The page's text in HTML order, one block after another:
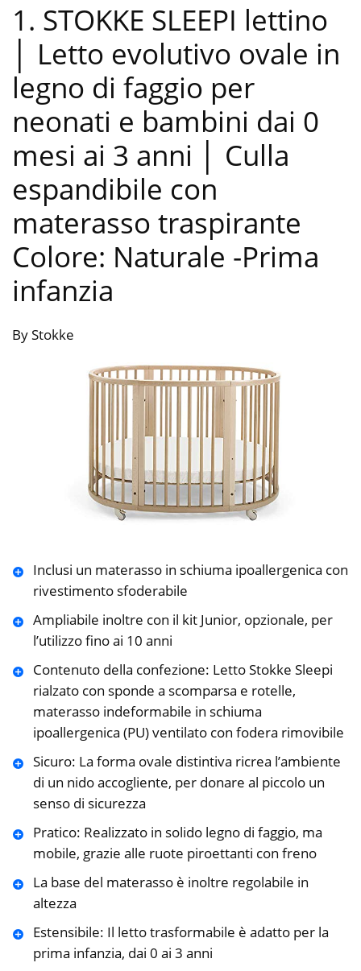
1. STOKKE SLEEPI lettino
│ Letto evolutivo ovale in
legno di faggio per
neonati e bambini dai 0
mesi ai 3 anni │ Culla
espandibile con
materasso traspirante
Colore: Naturale -Prima
infanzia
By Stokke
Inclusi un materasso in schiuma ipoallergenica con
rivestimento sfoderabile
Ampliabile inoltre con il kit Junior, opzionale, per
l’utilizzo fino ai 10 anni
Contenuto della confezione: Letto Stokke Sleepi
rialzato con sponde a scomparsa e rotelle,
materasso indeformabile in schiuma
ipoallergenica (PU) ventilato con fodera rimovibile
Sicuro: La forma ovale distintiva ricrea l’ambiente
di un nido accogliente, per donare al piccolo un
senso di sicurezza
Pratico: Realizzato in solido legno di faggio, ma
mobile, grazie alle ruote piroettanti con freno
La base del materasso è inoltre regolabile in
altezza
Estensibile: Il letto trasformabile è adatto per la
prima infanzia, dai 0 ai 3 anni